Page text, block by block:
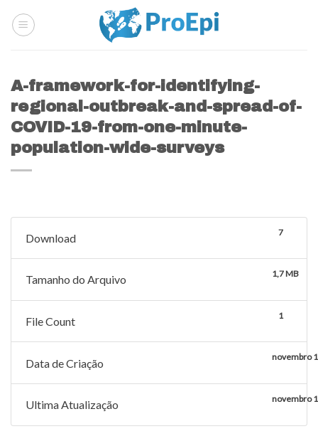
A-framework-for-identifying-
regional-outbreak-and-spread-of-
COVID-19-from-one-minute-
population-wide-surveys
Download 7
Tamanho do Arquivo 1,7 MB
File Count 1
Data de Criação novembro
Ultima Atualização novembro